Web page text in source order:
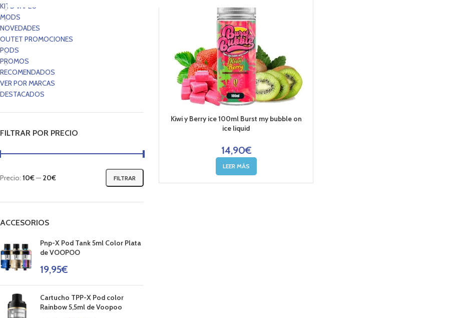
KITS VAPEO
MODS
NOVEDADES
OUTET PROMOCIONES
PODS
PROMOS
RECOMENDADOS
VER POR MARCAS
DESTACADOS
FILTRAR POR PRECIO
FILTRAR
Precio: 10€— 20€
ACCESORIOS
Pnp-X Pod Tank 5ml Color Plata
de VOOPOO
19,95€
Cartucho TPP-X Pod color
Rainbow 5,5ml de Voopoo
Kiwi y Berry ice 100ml Burst my bubble on
ice liquid
14,90€
LEER MÁS